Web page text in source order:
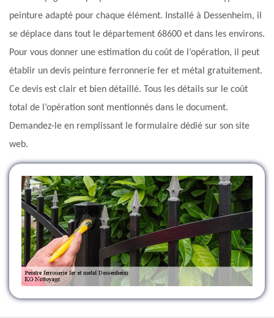
peinture adapté pour chaque élément. Installé à Dessenheim, il
se déplace dans tout le département 68600 et dans les environs.
Pour vous donner une estimation du coût de l’opération, il peut
établir un devis peinture ferronnerie fer et métal gratuitement.
Ce devis est clair et bien détaillé. Tous les détails sur le coût
total de l’opération sont mentionnés dans le document.
Demandez-le en remplissant le formulaire dédié sur son site
web.